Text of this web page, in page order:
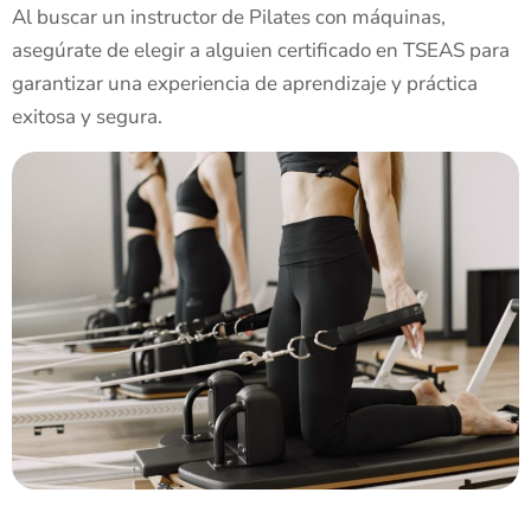
Al buscar un instructor de Pilates con máquinas,
asegúrate de elegir a alguien certificado en TSEAS para
garantizar una experiencia de aprendizaje y práctica
exitosa y segura.